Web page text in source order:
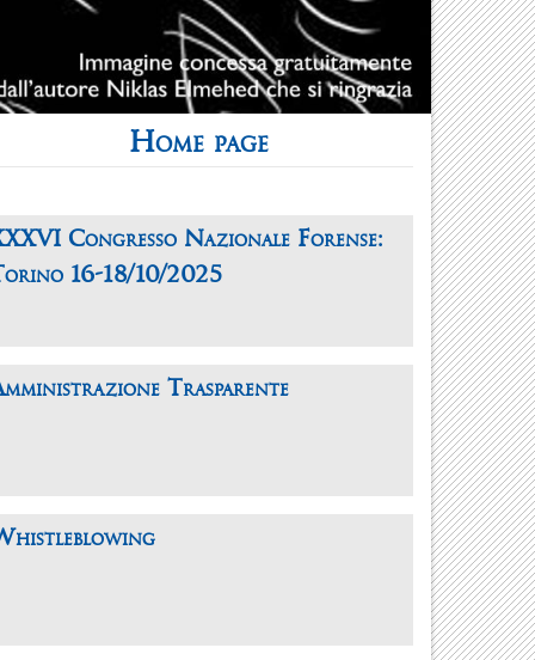
Home page
Congresso Nazionale Forense:
16-18/10/2025
Trasparente